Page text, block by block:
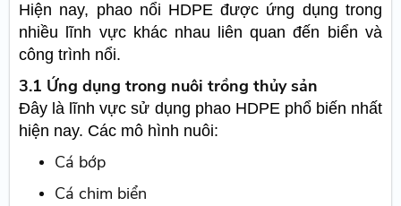
Hiện nay, phao nổi HDPE được ứng dụng trong
nhiều lĩnh vực khác nhau liên quan đến biển và
công trình nổi.
3.1 Ứng dụng trong nuôi trồng thủy sản
Đây là lĩnh vực sử dụng phao HDPE phổ biến nhất
hiện nay. Các mô hình nuôi:
Cá bớp
Cá chim biển